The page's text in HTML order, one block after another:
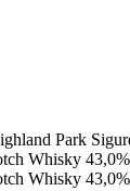
Park